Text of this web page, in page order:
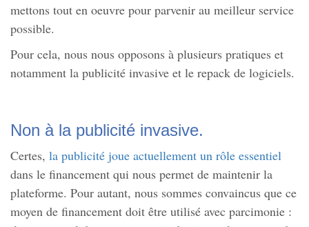
mettons tout en oeuvre pour parvenir au meilleur service
possible.
Pour cela, nous nous opposons à plusieurs pratiques et
notamment la publicité invasive et le repack de logiciels.
Non à la publicité invasive.
Certes, la publicité joue actuellement un rôle essentiel
dans le financement qui nous permet de maintenir la
plateforme. Pour autant, nous sommes convaincus que ce
moyen de financement doit être utilisé avec parcimonie :